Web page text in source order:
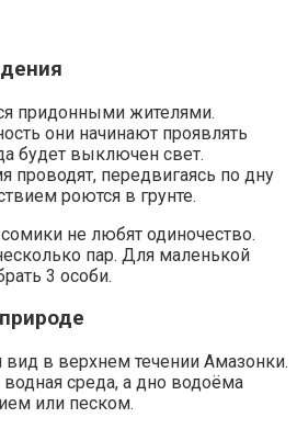
придонными жителями.
они начинают проявлять
будет выключен свет.
проводят, передвигаясь по дну
роются в грунте.
не любят одиночество.
пар. Для маленькой
3 особи.
вид в верхнем течении Амазонки.
среда, а дно водоёма
или песком.